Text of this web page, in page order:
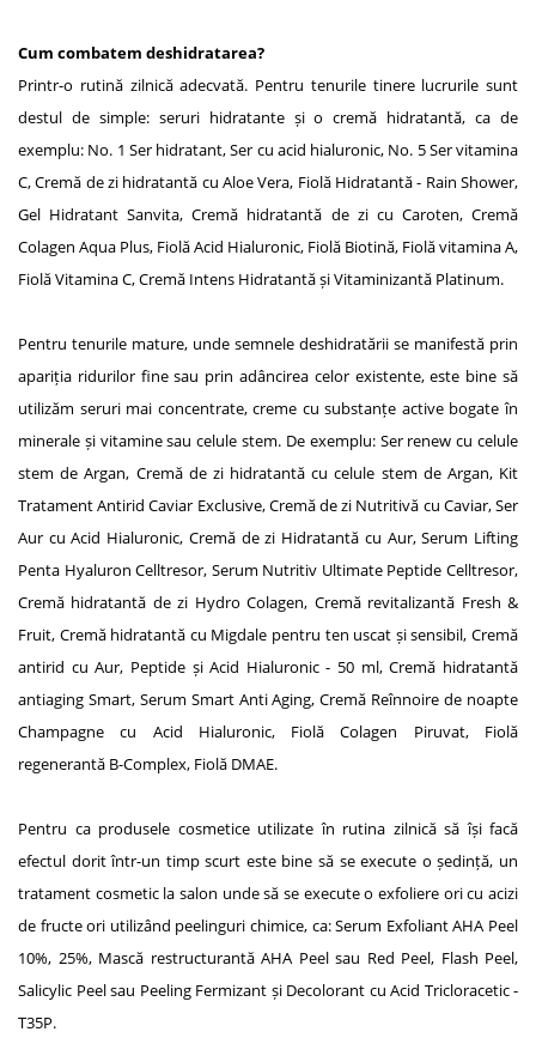
Cum combatem deshidratarea?
Printr-o rutină zilnică adecvată. Pentru tenurile tinere lucrurile sunt
destul de simple: seruri hidratante și o cremă hidratantă, ca de
exemplu: No. 1 Ser hidratant, Ser cu acid hialuronic, No. 5 Ser vitamina
C, Cremă de zi hidratantă cu Aloe Vera, Fiolă Hidratantă - Rain Shower,
Gel Hidratant Sanvita, Cremă hidratantă de zi cu Caroten, Cremă
Colagen Aqua Plus, Fiolă Acid Hialuronic, Fiolă Biotină, Fiolă vitamina A,
Fiolă Vitamina C, Cremă Intens Hidratantă și Vitaminizantă Platinum.
Pentru tenurile mature, unde semnele deshidratării se manifestă prin
apariția ridurilor fine sau prin adâncirea celor existente, este bine să
utilizăm seruri mai concentrate, creme cu substanțe active bogate în
minerale și vitamine sau celule stem. De exemplu: Ser renew cu celule
stem de Argan, Cremă de zi hidratantă cu celule stem de Argan, Kit
Tratament Antirid Caviar Exclusive, Cremă de zi Nutritivă cu Caviar, Ser
Aur cu Acid Hialuronic, Cremă de zi Hidratantă cu Aur, Serum Lifting
Penta Hyaluron Celltresor, Serum Nutritiv Ultimate Peptide Celltresor,
Cremă hidratantă de zi Hydro Colagen, Cremă revitalizantă Fresh &
Fruit, Cremă hidratantă cu Migdale pentru ten uscat și sensibil, Cremă
antirid cu Aur, Peptide și Acid Hialuronic - 50 ml, Cremă hidratantă
antiaging Smart, Serum Smart Anti Aging, Cremă Reînnoire de noapte
Champagne cu Acid Hialuronic, Fiolă Colagen Piruvat, Fiolă
regenerantă B-Complex, Fiolă DMAE.
Pentru ca produsele cosmetice utilizate în rutina zilnică să își facă
efectul dorit într-un timp scurt este bine să se execute o ședință, un
tratament cosmetic la salon unde să se execute o exfoliere ori cu acizi
de fructe ori utilizând peelinguri chimice, ca: Serum Exfoliant AHA Peel
10%, 25%, Mască restructurantă AHA Peel sau Red Peel, Flash Peel,
Salicylic Peel sau Peeling Fermizant și Decolorant cu Acid Tricloracetic -
T35P.